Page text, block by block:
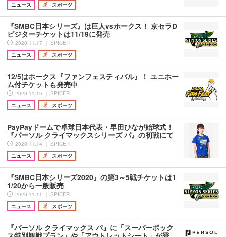
ニュース スポーツ
『SMBC日本シリーズ』は巨人vsホークス！ 京セラD
ビジターチケットは11/19に発売
2020.11.17 ｜ SPICER
ニュース
スポーツ
12/5はホークス『ファンフェスティバル』！ ユニホー
ム付チケットも発売中
2020.11.16 ｜ SPICER
ニュース
スポーツ
PayPayドームで卓球日本代表・早田ひなが始球式！
『パーソル クライマックスシリーズ パ』の初戦にて
2020.11.14 ｜ SPICER
ニュース
スポーツ
『SMBC日本シリーズ2020』の第3～5戦チケットは1
1/20から一般販売
2020.11.11 ｜ SPICER
ニュース
スポーツ
『パーソル クライマックス パ』に「スーパーボック